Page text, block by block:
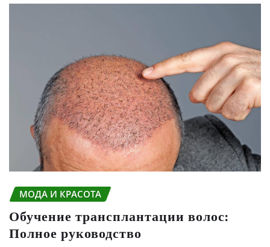
МОДА И КРАСОТА
Обучение трансплантации волос:
Полное руководство